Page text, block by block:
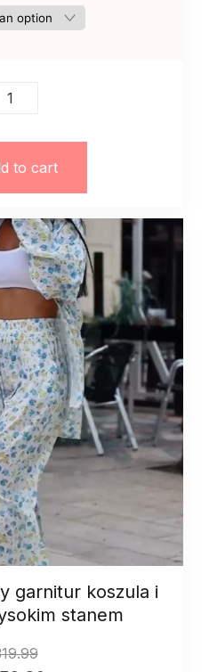
to cart
garnitur koszula i
stanem